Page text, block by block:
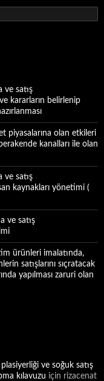
ve satış
kararların belirlenip
piyasalarına olan etkileri
kanalları ile olan
ve satış
kaynakları yönetimi (
ve satış
ürünleri imalatında,
satışlarını sıçratacak
yapılması zaruri olan
plasiyerliği ve soğuk satış
kılavuzu için rizacenat